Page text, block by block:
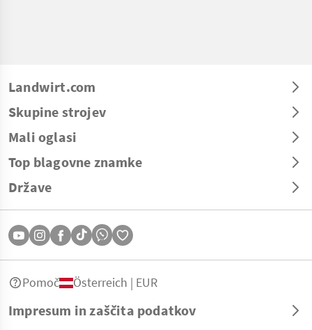
Landwirt.com
Skupine strojev
Mali oglasi
Top blagovne znamke
Države
Impresum in zaščita podatkov
Pomoč Österreich | EUR